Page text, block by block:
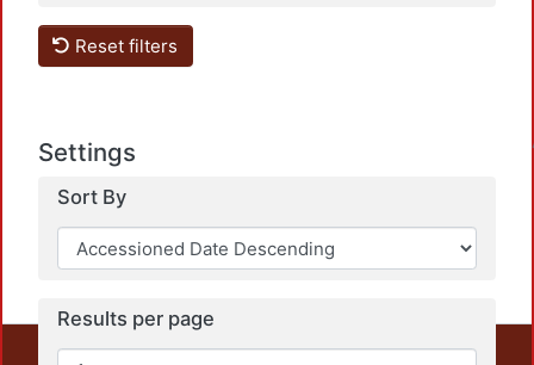
Reset filters
Settings
Sort By
Results per page
This repository preserves and disseminates, in